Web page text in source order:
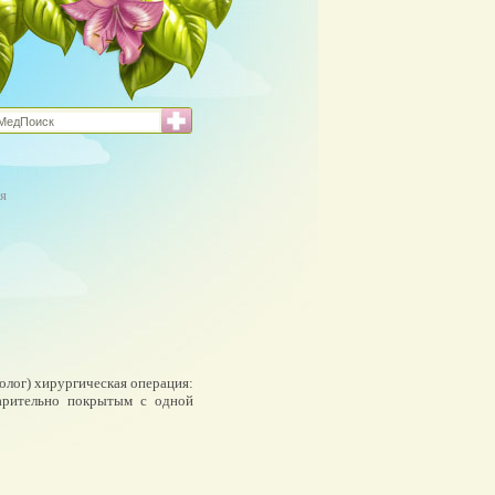
хирургическая операция:
покрытым с одной